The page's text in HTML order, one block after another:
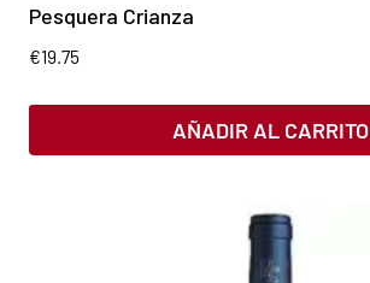
Pesquera Crianza
€19.75
AÑADIR AL CARRITO